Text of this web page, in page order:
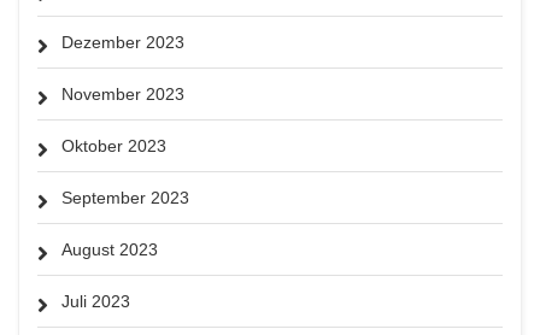
Dezember 2023
November 2023
Oktober 2023
September 2023
August 2023
Juli 2023